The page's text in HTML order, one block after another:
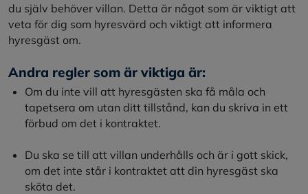
du själv behöver villan. Detta är något som är viktigt att
veta för dig som hyresvärd och viktigt att informera
hyresgäst om.
Andra regler som är viktiga är:
Om du inte vill att hyresgästen ska få måla och
tapetsera om utan ditt tillstånd, kan du skriva in ett
förbud om det i kontraktet.
Du ska se till att villan underhålls och är i gott skick,
om det inte står i kontraktet att din hyresgäst ska
sköta det.